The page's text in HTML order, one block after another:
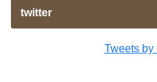
twitter
Tweets by